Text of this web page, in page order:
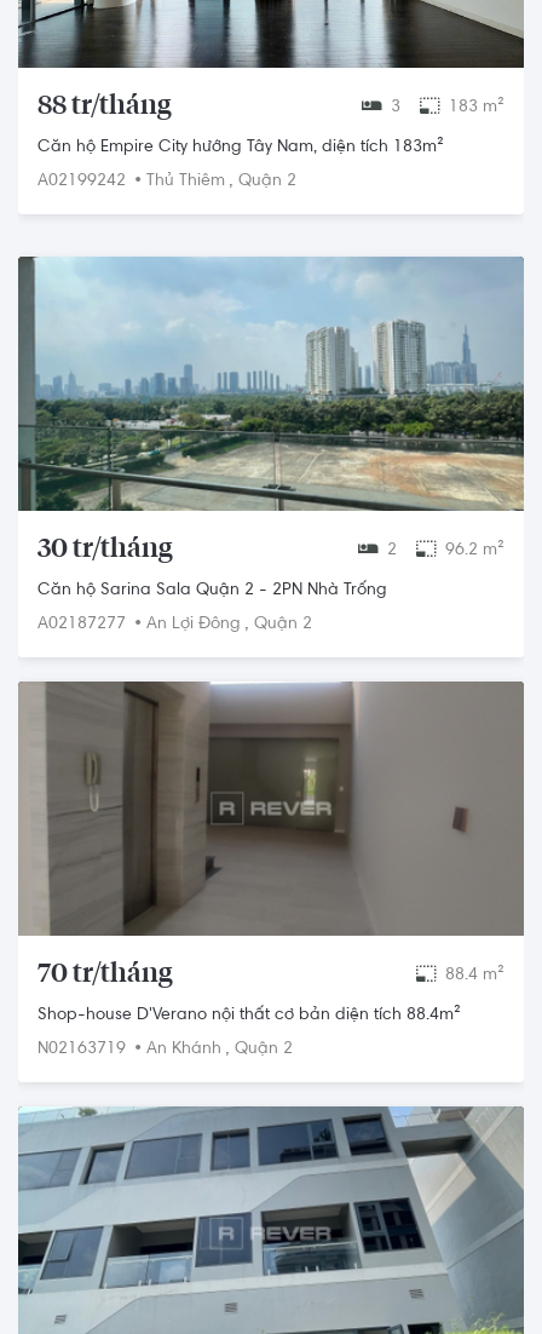
Căn hộ Empire City hướng Tây Nam, diện tích 183m²
A02199242
• Thủ Thiêm , Quận 2
3 183 m²
88 tr/tháng
Căn hộ Sarina Sala Quận 2 - 2PN Nhà Trống
A02187277
• An Lợi Đông , Quận 2
2 96.2 m²
30 tr/tháng
Shop-house D'Verano nội thất cơ bản diện tích 88.4m²
N02163719 • An Khánh , Quận 2
88.4 m²
70 tr/tháng